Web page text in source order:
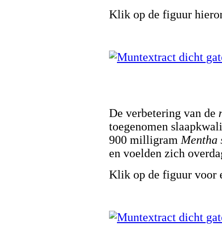
Klik op de figuur
De verbetering van de
toegenomen
900 milligram Mentha
en voelden zich
Klik op de figuur voor